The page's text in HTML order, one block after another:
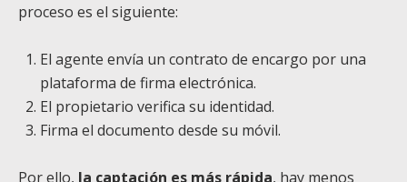
proceso es el siguiente:
El agente envía un contrato de encargo por una
plataforma de firma electrónica.
El propietario verifica su identidad.
Firma el documento desde su móvil.
Por ello, la captación es más rápida, hay menos